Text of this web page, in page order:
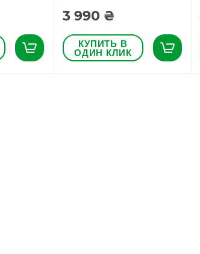
3 990 ₴
КУПИТЬ В
ОДИН КЛИК